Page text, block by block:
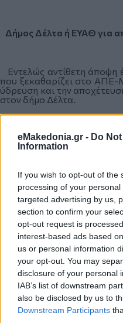
eMakedonia.gr - Do
Information
If you wish to opt-out of the
processing of your
targeted advertising by us,
section to confirm your
opt-out request is
interest-based ads based
us or personal information
your opt-out. You may
disclosure of your personal
IAB’s list of downstream
also be disclosed by us to
Downstream Participants
Δήμος Δέλτα ή ΕΥΑΘ για
Εντελώς αντίθετη άποψη
που ξεκαθαρίζει στο ΑΠΕ-
ύδρευση και την
στον δήμο Δέλτα.
Σύμφωνα με την ΕΥΑΘ,
οικισμού
και εν συνεχεία τον
της οδού Πόντου. Λόγω
συγκεκριμένου
ίδια και έκτοτε το
προβλήματα. Τα
αφορούν στο εσωτερικό
όμως η ΕΥΑΘ δεν έχει
του. Παρόλα αυτά, η
εταιρικής κοινωνικής
εφόσον πρόκειται για
εταιρεία.
Για την ύδρευση, η ΕΥΑΘ
πρώην στρατοπέδου